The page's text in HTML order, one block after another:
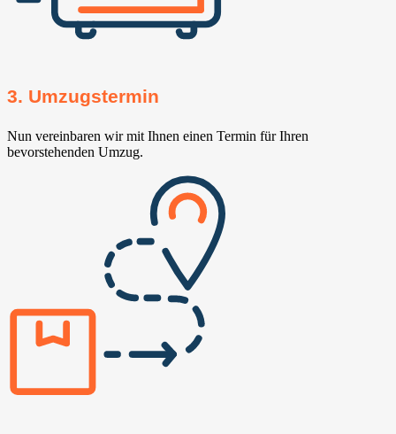
3. Umzugstermin
Nun vereinbaren wir mit Ihnen einen Termin für Ihren
bevorstehenden Umzug.